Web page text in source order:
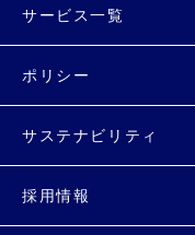
サービス一覧
ポリシー
サステナビリティ
採用情報